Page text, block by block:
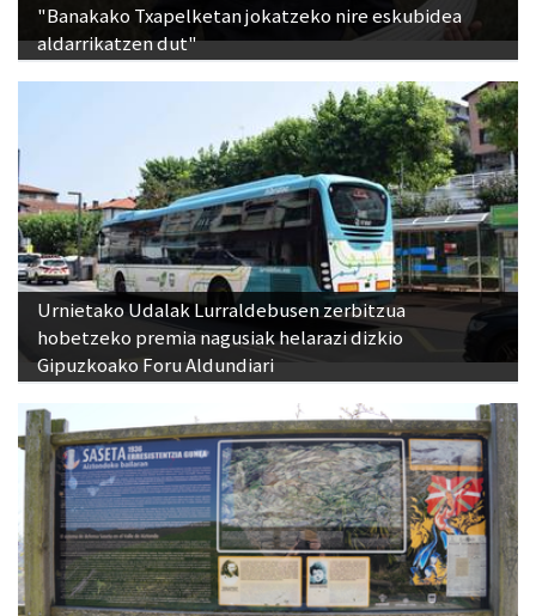
"Banakako Txapelketan jokatzeko nire eskubidea
aldarrikatzen dut"
Urnietako Udalak Lurraldebusen zerbitzua
hobetzeko premia nagusiak helarazi dizkio
Gipuzkoako Foru Aldundiari